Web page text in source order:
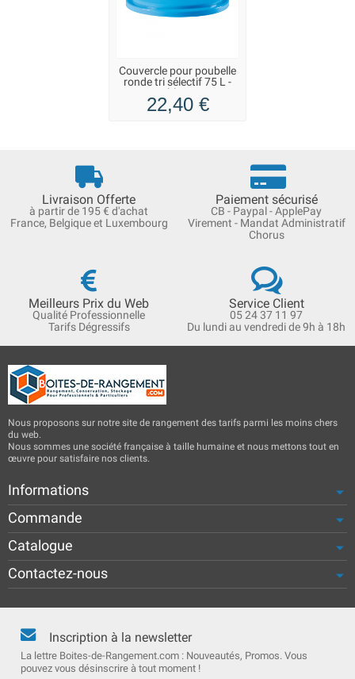
Couvercle pour poubelle
ronde tri sélectif 75 L -
bleu
22,40 €
Livraison Offerte
à partir de 195 € d'achat
France, Belgique et Luxembourg
Paiement sécurisé
CB - Paypal - ApplePay
Virement - Mandat Administratif
Chorus
Meilleurs Prix du Web
Qualité Professionnelle
Tarifs Dégressifs
Service Client
05 24 37 11 97
Du lundi au vendredi de 9h à 18h
Nous proposons sur notre site de rangement des tarifs parmi les moins chers
du web.
Nous sommes une société française à taille humaine et nous mettons tout en
œuvre pour satisfaire nos clients.
Informations
Commande
Catalogue
Contactez-nous
Inscription à la newsletter
La lettre Boites-de-Rangement.com : Nouveautés, Promos. Vous
pouvez vous désinscrire à tout moment !